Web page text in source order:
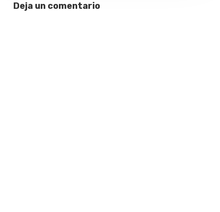
Deja un comentario